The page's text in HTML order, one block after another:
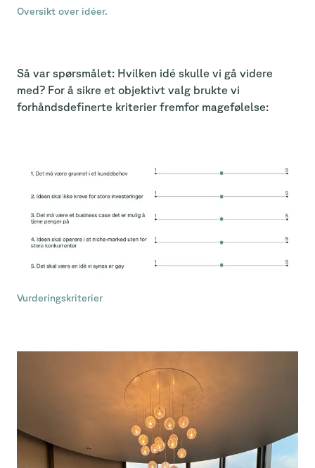
Oversikt over idéer.
Så var spørsmålet: Hvilken idé skulle vi gå videre
med? For å sikre et objektivt valg brukte vi
forhåndsdefinerte kriterier fremfor magefølelse:
Vurderingskriterier